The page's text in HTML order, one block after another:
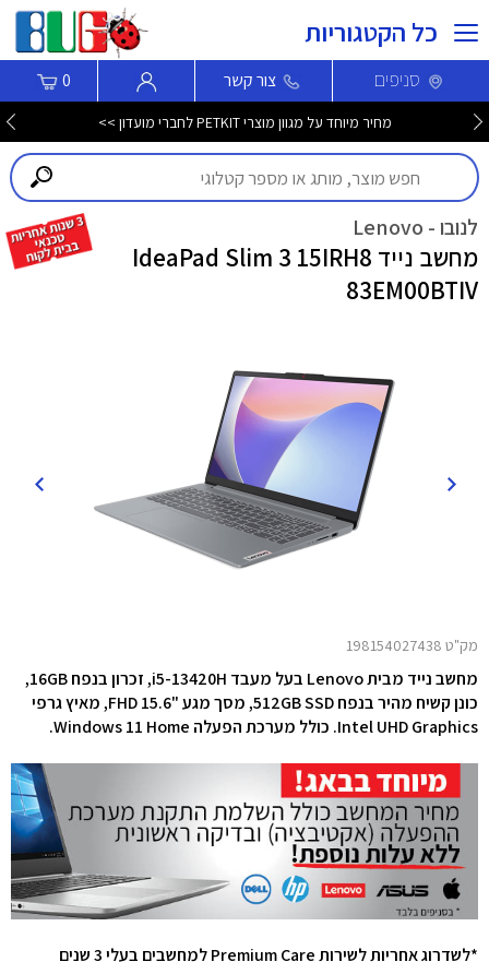
כל הקטגוריות
סניפים צור קשר 0
מחיר מיוחד על מגוון מוצרי PETKIT לחברי מועדון >>
לנובו - Lenovo
מחשב נייד IdeaPad Slim 3 15IRH8
83EM00BTIV
מק"ט 198154027438
מחשב נייד מבית Lenovo בעל מעבד i5-13420H
, זכרון בנפח 16GB,
כונן קשיח מהיר בנפח 512GB SSD, מסך מגע "15.6
FHD
,מאיץ גרפי
Intel UHD Graphics. כולל מערכת הפעלה Windows 11 Home.
*לשדרוג אחריות לשירות Premium Care למחשבים בעלי 3 שנים